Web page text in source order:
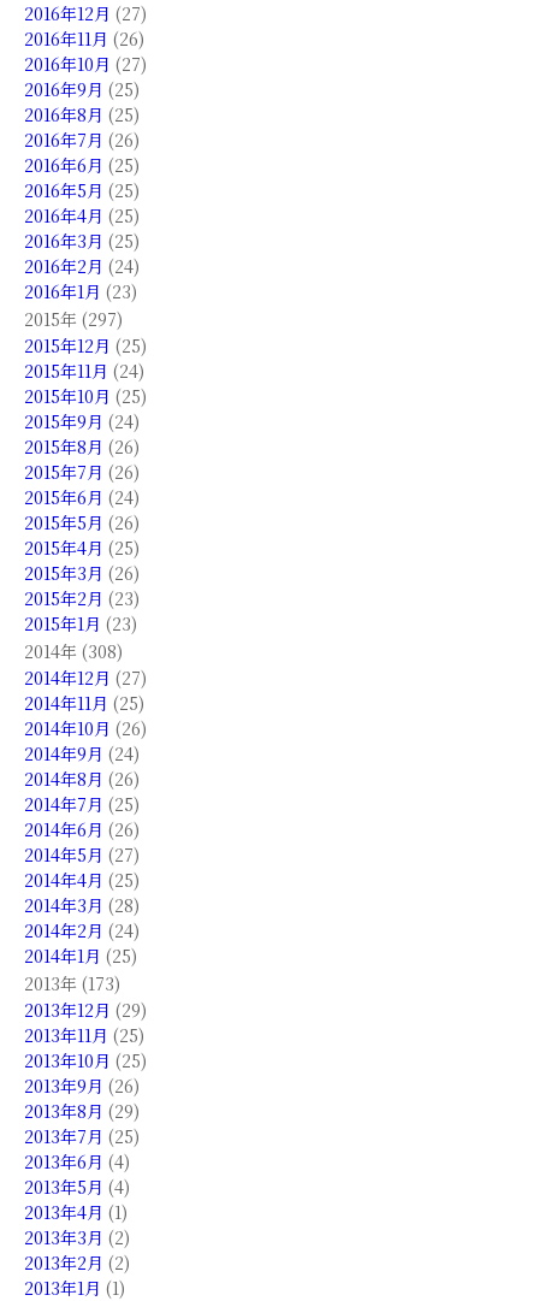
2016年12月 (27)
2016年11月 (26)
2016年10月 (27)
2016年9月 (25)
2016年8月 (25)
2016年7月 (26)
2016年6月 (25)
2016年5月 (25)
2016年4月 (25)
2016年3月 (25)
2016年2月 (24)
2016年1月 (23)
2015年 (297)
2015年12月 (25)
2015年11月 (24)
2015年10月 (25)
2015年9月 (24)
2015年8月 (26)
2015年7月 (26)
2015年6月 (24)
2015年5月 (26)
2015年4月 (25)
2015年3月 (26)
2015年2月 (23)
2015年1月 (23)
2014年 (308)
2014年12月 (27)
2014年11月 (25)
2014年10月 (26)
2014年9月 (24)
2014年8月 (26)
2014年7月 (25)
2014年6月 (26)
2014年5月 (27)
2014年4月 (25)
2014年3月 (28)
2014年2月 (24)
2014年1月 (25)
2013年 (173)
2013年12月 (29)
2013年11月 (25)
2013年10月 (25)
2013年9月 (26)
2013年8月 (29)
2013年7月 (25)
2013年6月 (4)
2013年5月 (4)
2013年4月 (1)
2013年3月 (2)
2013年2月 (2)
2013年1月 (1)